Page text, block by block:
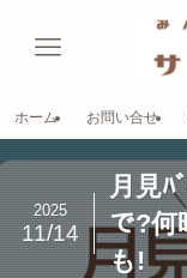
ホーム お問い合せ
月見ﾊ
で?何
も!
2025
11/14